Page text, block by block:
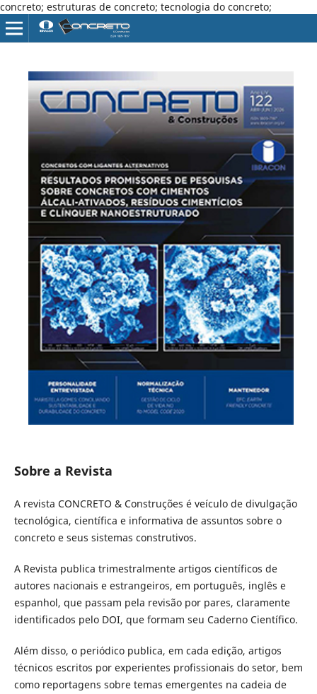
concreto; estruturas de concreto; tecnologia do concreto;
Sobre a Revista
A revista CONCRETO & Construções é veículo de divulgação
tecnológica, científica e informativa de assuntos sobre o
concreto e seus sistemas construtivos.
A Revista publica trimestralmente artigos científicos de
autores nacionais e estrangeiros, em português, inglês e
espanhol, que passam pela revisão por pares, claramente
identificados pelo DOI, que formam seu Caderno Científico.
Além disso, o periódico publica, em cada edição, artigos
técnicos escritos por experientes profissionais do setor, bem
como reportagens sobre temas emergentes na cadeia de